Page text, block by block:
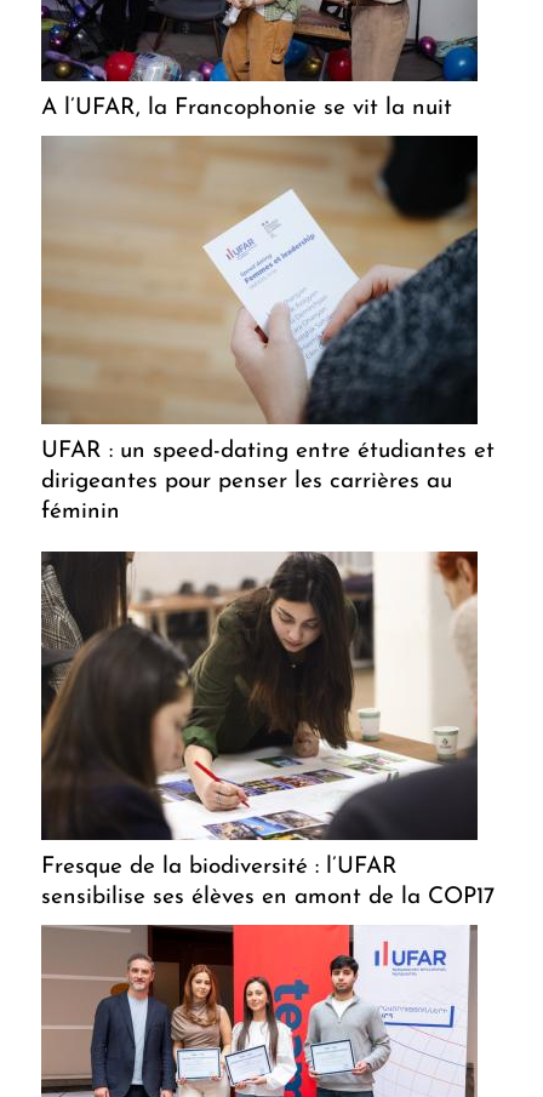
A l’UFAR, la Francophonie se vit la nuit
UFAR : un speed-dating entre étudiantes et
dirigeantes pour penser les carrières au
féminin
Fresque de la biodiversité : l’UFAR
sensibilise ses élèves en amont de la COP17